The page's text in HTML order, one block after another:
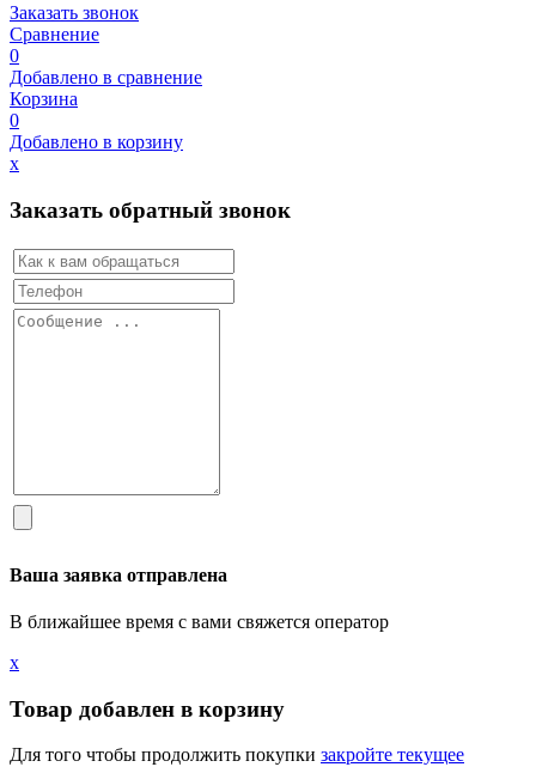
Заказать звонок
Сравнение
0
Добавлено в сравнение
Корзина
0
Добавлено в корзину
х
Заказать обратный звонок
Ваша заявка отправлена
В ближайшее время с вами свяжется оператор
х
Товар добавлен в корзину
Для того чтобы продолжить покупки закройте текущее